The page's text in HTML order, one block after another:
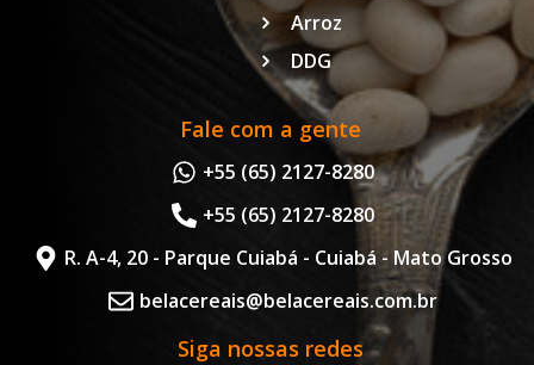
Arroz
DDG
Fale com a gente
+55 (65) 2127-8280
+55 (65) 2127-8280
R. A-4, 20 - Parque Cuiabá - Cuiabá - Mato Grosso
belacereais@belacereais.com.br
Siga nossas redes